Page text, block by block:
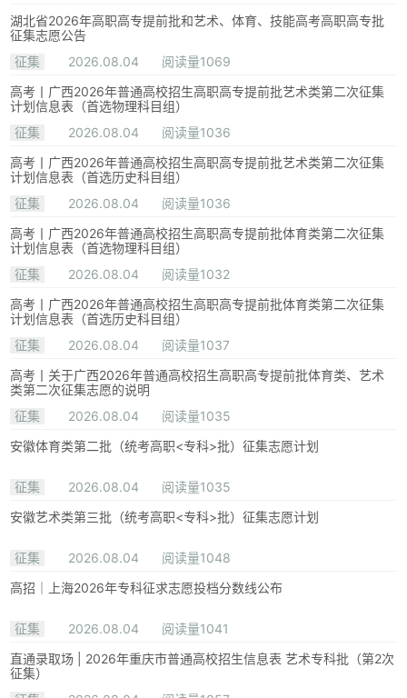
湖北省2026年高职高专提前批和艺术、体育、技能高考高职高专批
征集志愿公告
征集
2026.08.04
阅读量1069
高考丨广西2026年普通高校招生高职高专提前批艺术类第二次征集
计划信息表（首选物理科目组）
征集
2026.08.04
阅读量1036
高考丨广西2026年普通高校招生高职高专提前批艺术类第二次征集
计划信息表（首选历史科目组）
征集
2026.08.04
阅读量1036
高考丨广西2026年普通高校招生高职高专提前批体育类第二次征集
计划信息表（首选物理科目组）
征集
2026.08.04
阅读量1032
高考丨广西2026年普通高校招生高职高专提前批体育类第二次征集
计划信息表（首选历史科目组）
征集
2026.08.04
阅读量1037
高考丨关于广西2026年普通高校招生高职高专提前批体育类、艺术
类第二次征集志愿的说明
征集
2026.08.04
阅读量1035
安徽体育类第二批（统考高职<专科>批）征集志愿计划
征集 2026.08.04
阅读量1035
安徽艺术类第三批（统考高职<专科>批）征集志愿计划
征集 2026.08.04
阅读量1048
高招｜上海2026年专科征求志愿投档分数线公布
征集 2026.08.04
阅读量1041
直通录取场 | 2026年重庆市普通高校招生信息表 艺术专科批（第2次
征集）